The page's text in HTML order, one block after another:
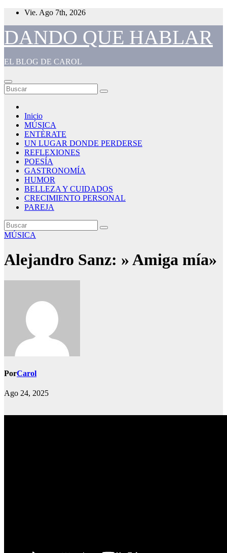
Saltar
contenido
Vie. Ago 7th, 2026
DANDO QUE HABLAR
EL BLOG DE CAROL
Inicio
MÚSICA
ENTÈRATE
UN LUGAR DONDE PERDERSE
REFLEXIONES
POESÍA
GASTRONOMÍA
HUMOR
BELLEZA Y CUIDADOS
CRECIMIENTO PERSONAL
PAREJA
MÚSICA
Alejandro Sanz: » Amiga mía»
PorCarol
Ago 24, 2025